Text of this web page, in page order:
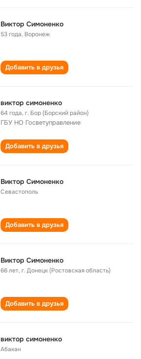
Виктор Симоненко
53 года, Воронеж
Добавить в друзья
виктор симоненко
64 года,г. Бор (Борский район)
ГБУ НО Госветуправление
Добавить в друзья
Виктор Симоненко
Севастополь
Добавить в друзья
Виктор Симоненко
66 лет,г. Донецк (Ростовская область)
Добавить в друзья
виктор симоненко
Абакан